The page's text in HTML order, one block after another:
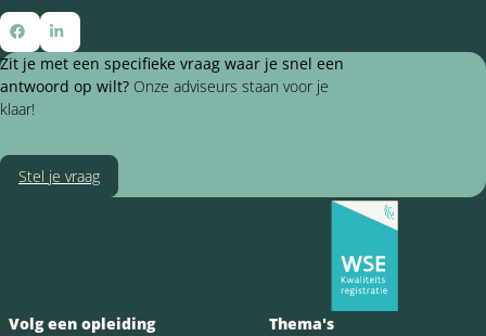
Ga
naar
Facebook
Ga
naar
Volg een opleiding Thema's
Zit je met een specifieke vraag waar je snel een
antwoord op wilt? Onze adviseurs staan voor je
klaar!
Stel je vraag